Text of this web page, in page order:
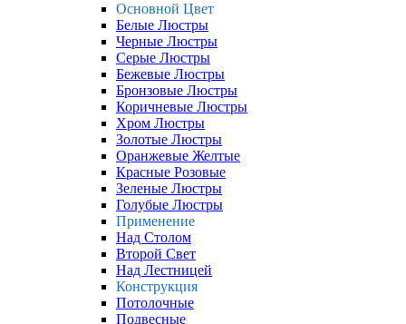
Основной Цвет
Белые Люстры
Черные Люстры
Серые Люстры
Бежевые Люстры
Бронзовые Люстры
Коричневые Люстры
Хром Люстры
Золотые Люстры
Оранжевые Желтые
Красные Розовые
Зеленые Люстры
Голубые Люстры
Применение
Над Столом
Второй Свет
Над Лестницей
Конструкция
Потолочные
Подвесные